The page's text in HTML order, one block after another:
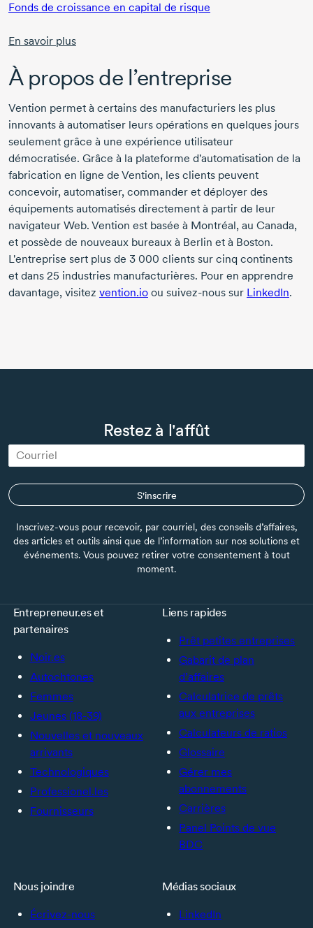
Fonds de croissance en capital de risque
En savoir plus
À propos de l’entreprise
Vention permet à certains des manufacturiers les plus
innovants à automatiser leurs opérations en quelques jours
seulement grâce à une expérience utilisateur
démocratisée. Grâce à la plateforme d'automatisation de la
fabrication en ligne de Vention, les clients peuvent
concevoir, automatiser, commander et déployer des
équipements automatisés directement à partir de leur
navigateur Web. Vention est basée à Montréal, au Canada,
et possède de nouveaux bureaux à Berlin et à Boston.
L'entreprise sert plus de 3 000 clients sur cinq continents
et dans 25 industries manufacturières. Pour en apprendre
davantage, visitez vention.io ou suivez-nous sur LinkedIn.
Restez à l'affût
S'inscrire
Inscrivez-vous pour recevoir, par courriel, des conseils d’affaires,
des articles et outils ainsi que de l’information sur nos solutions et
événements. Vous pouvez retirer votre consentement à tout
moment.
Entrepreneur.es et
partenaires
Noir.es
Autochtones
Femmes
Jeunes (18-39)
Nouvelles et nouveaux
arrivants
Technologiques
Professionel.les
Fournisseurs
Liens rapides
Prêt petites entreprises
Gabarit de plan
d’affaires
Calculatrice de prêts
aux entreprises
Calculateurs de ratios
Glossaire
Gérer mes
abonnements
Carrières
Panel Points de vue
BDC
Nous joindre
Écrivez-nous
Médias sociaux
LinkedIn